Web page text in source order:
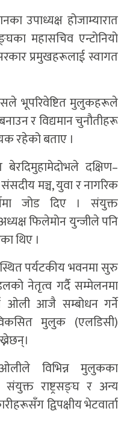
उपाध्यक्ष होजाम्यारात
महासचिव एन्टोनियो
प्रमुखहरूलाई स्वागत
भूपरिवेष्टित मुलुकहरूले
र विद्यमान चुनौतीहरू
रहेको बताए ।
बेरदिमुहामेदोभले दक्षिण–
मञ्च, युवा र नागरिक
जोड दिए । संयुक्त
फिलेमोन युन्जीले पनि
थिए ।
पर्यटकीय भवनमा सुरु
नेतृत्व गर्दै सम्मेलनमा
ओली आजै सम्बोधन गर्ने
मुलुक (एलडिसी)
विभिन्न मुलुकका
संयुक्त राष्ट्रसङ्घ र अन्य
द्विपक्षीय भेटवार्ता